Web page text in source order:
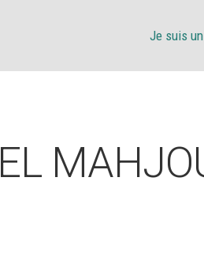
Je suis
EL